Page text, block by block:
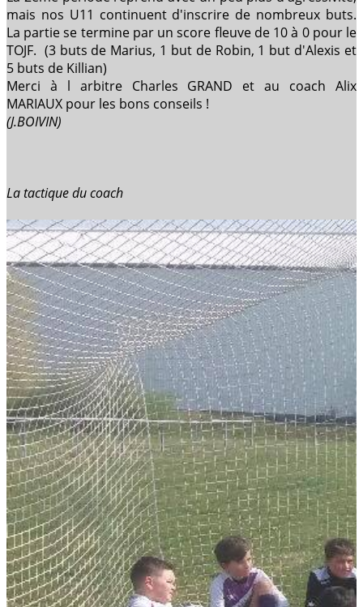
mais nos U11 continuent d'inscrire de nombreux buts.
La partie se termine par un score fleuve de 10 à 0 pour le
TOJF. (3 buts de Marius, 1 but de Robin, 1 but d'Alexis et
5 buts de Killian)
Merci à l arbitre Charles GRAND et au coach Alix
MARIAUX pour les bons conseils !
(J.BOIVIN)
La tactique du coach